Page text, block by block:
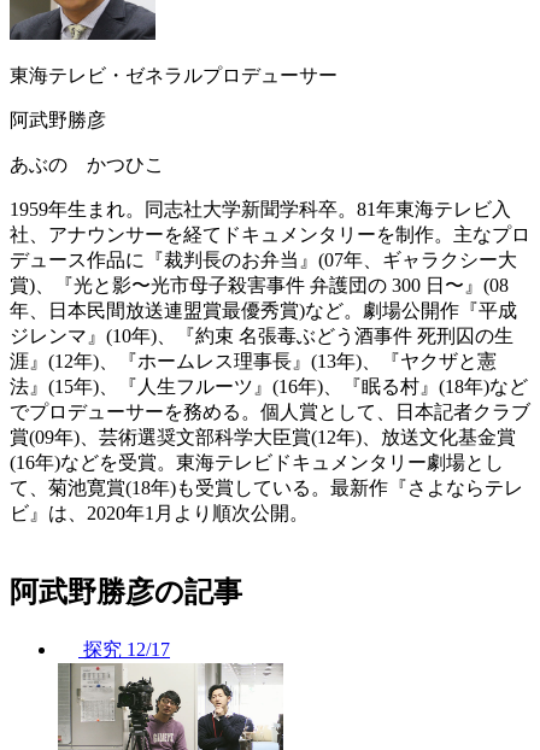
東海テレビ・ゼネラルプロデューサー
阿武野勝彦
あぶの かつひこ
1959年生まれ。同志社大学新聞学科卒。81年東海テレビ入
社、アナウンサーを経てドキュメンタリーを制作。主なプロ
デュース作品に『裁判長のお弁当』(07年、ギャラクシー大
賞)、『光と影〜光市母子殺害事件 弁護団の 300 日〜』(08
年、日本民間放送連盟賞最優秀賞)など。劇場公開作『平成
ジレンマ』(10年)、『約束 名張毒ぶどう酒事件 死刑囚の生
涯』(12年)、『ホームレス理事長』(13年)、『ヤクザと憲
法』(15年)、『人生フルーツ』(16年)、『眠る村』(18年)など
でプロデューサーを務める。個人賞として、日本記者クラブ
賞(09年)、芸術選奨文部科学大臣賞(12年)、放送文化基金賞
(16年)などを受賞。東海テレビドキュメンタリー劇場とし
て、菊池寛賞(18年)も受賞している。最新作『さよならテレ
ビ』は、2020年1月より順次公開。
阿武野勝彦の記事
探究 12/17